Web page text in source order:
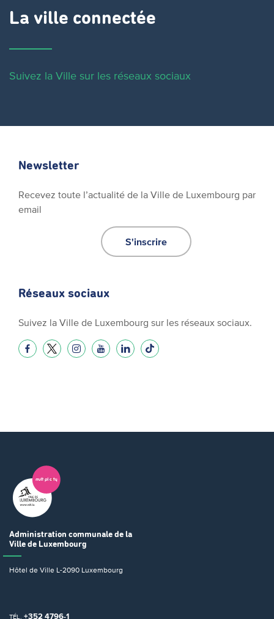
La ville connectée
Suivez la Ville sur les réseaux sociaux
Newsletter
Recevez toute l’actualité de la Ville de Luxembourg par
email
S'inscrire
Réseaux sociaux
Suivez la Ville de Luxembourg sur les réseaux sociaux.
Administration communale de la
Ville de Luxembourg
Hôtel de Ville L-2090 Luxembourg
TÉL. +352 4796-1